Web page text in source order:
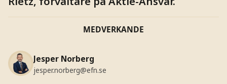
MEDVERKANDE
Jesper Norberg
jesper.norberg@efn.se